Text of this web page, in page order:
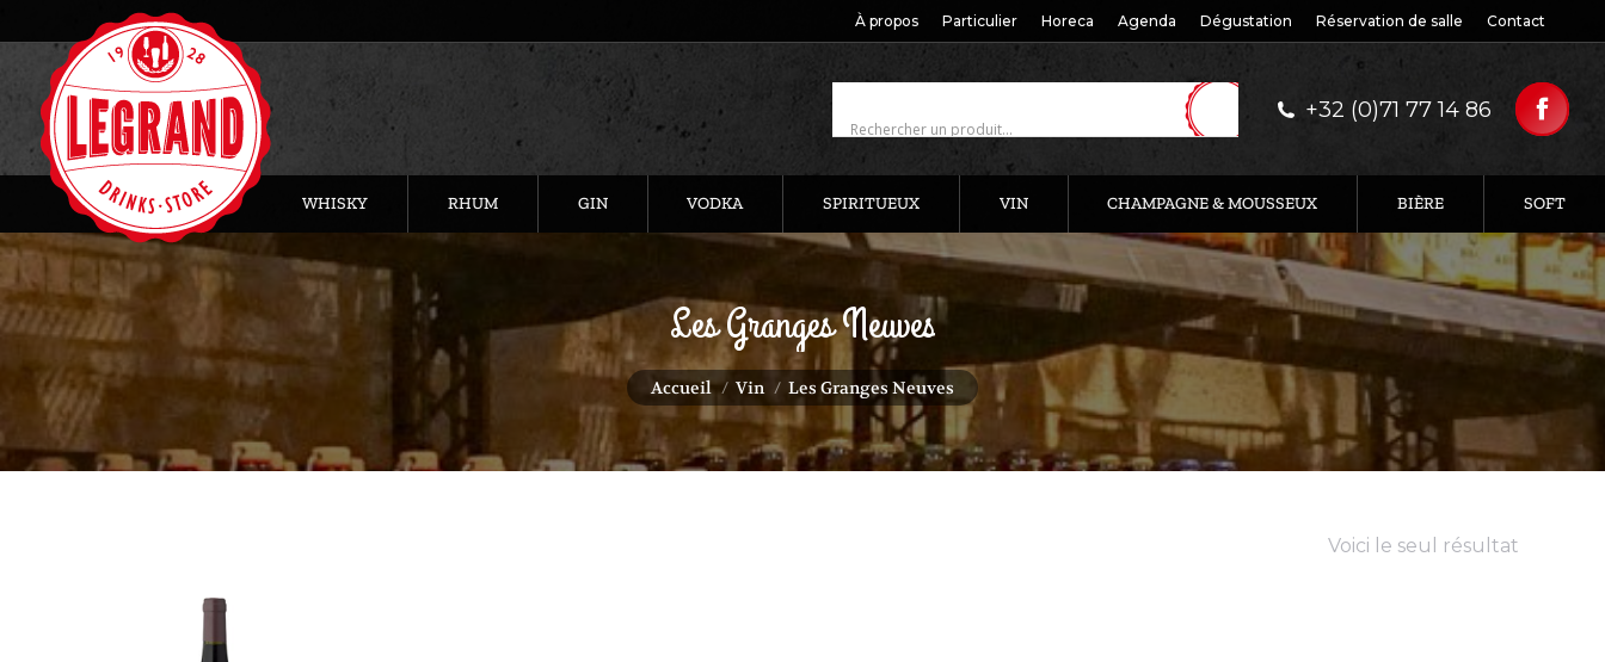
À propos Particulier Horeca Agenda Dégustation Réservation de salle Contact
+32 (0)71 77 14 86
WHISKY RHUM GIN VODKA SPIRITUEUX VIN CHAMPAGNE & MOUSSEUX BIÈRE SOFT
Les Granges Neuves
Vous êtes ici :
Accueil Vin Les Granges Neuves
Voici le seul résultat